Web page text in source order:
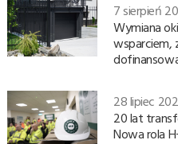
7 sierpień
Wymiana
wsparciem,
28 lipiec
20 lat
Nowa rola